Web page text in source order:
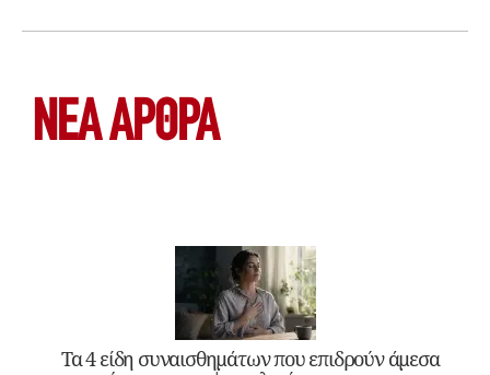
ΝΕΑ ΆΡΘΡΑ
Τα 4 είδη συναισθημάτων που επιδρούν άμεσα